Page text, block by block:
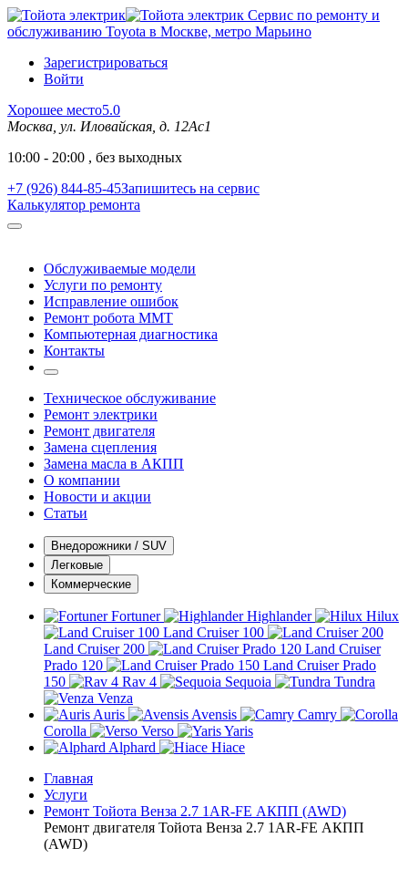
Сервис по ремонту и
обслуживанию Toyota в Москве, метро Марьино
Зарегистрироваться
Войти
Хорошее место5.0
Москва, ул. Иловайская, д. 12Ас1
10:00 - 20:00 , без выходных
+7 (926) 844-85-45Запишитесь на сервис
Калькулятор ремонта
Обслуживаемые модели
Услуги по ремонту
Исправление ошибок
Ремонт робота MMT
Компьютерная диагностика
Контакты
Техническое обслуживание
Ремонт электрики
Ремонт двигателя
Замена сцепления
Замена масла в АКПП
О компании
Новости и акции
Статьи
Внедорожники / SUV
Легковые
Коммерческие
Fortuner Highlander
Hilux
Land Cruiser 100
Land Cruiser 200
Land Cruiser
Prado 120
Land Cruiser Prado
150
Rav 4 Sequoia
Tundra
Venza
Auris
Avensis
Camry
Corolla
Verso
Yaris
Alphard
Hiace
Главная
Услуги
Ремонт Тойота Венза 2.7 1AR-FE АКПП (AWD)
Ремонт двигателя Тойота Венза 2.7 1AR-FE АКПП
(AWD)